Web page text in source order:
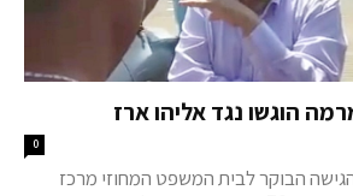
0
הבוקר לבית המשפט המחוזי מרכז